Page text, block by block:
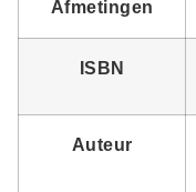
Afmetingen
ISBN
Auteur